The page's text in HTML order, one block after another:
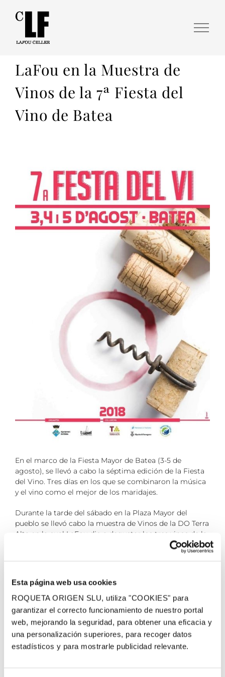
Esta página web usa cookies
ROQUETA ORIGEN SLU, utiliza "COOKIES" para
garantizar el correcto funcionamiento de nuestro portal
web, mejorando la seguridad, para obtener una eficacia y
una personalización superiores, para recoger datos
estadísticos y para mostrarle publicidad relevante.
LaFou en la Muestra de
Vinos de la 7ª Fiesta del
Vino de Batea
En el marco de la Fiesta Mayor de Batea (3-5 de
agosto), se llevó a cabo la séptima edición de la Fiesta
del Vino. Tres días en los que se combinaron la música
y el vino como el mejor de los maridajes.
Durante la tarde del sábado en la Plaza Mayor del
pueblo se llevó cabo la muestra de Vinos de la DO Terra
Alta en la cual LaFou dio a degustar los tres vinos de la
¡Comparte el post!
Facebook
TwitterPinterestEmail